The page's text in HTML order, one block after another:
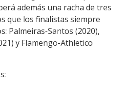
además una racha de tres
que los finalistas siempre
Palmeiras-Santos (2020),
y Flamengo-Athletico